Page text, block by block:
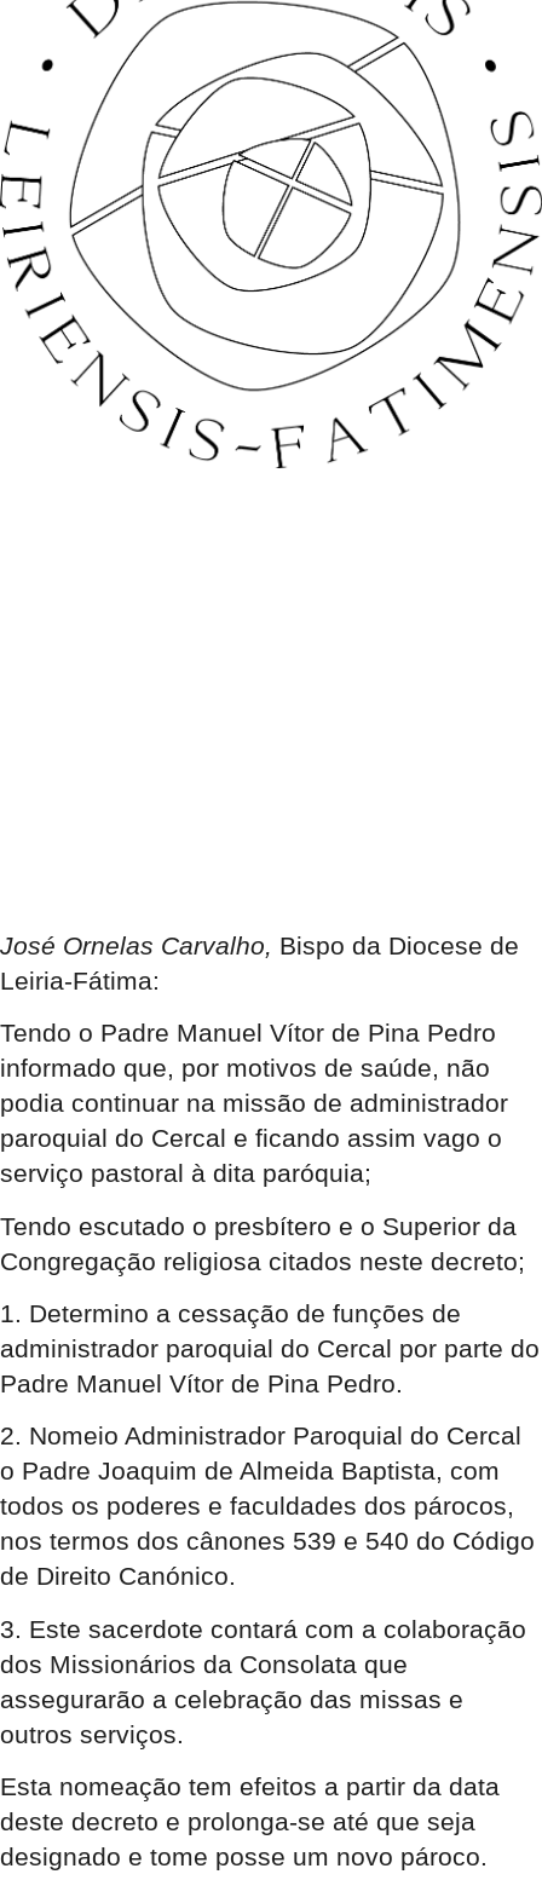
José Ornelas Carvalho, Bispo da Diocese de
Leiria-Fátima:
Tendo o Padre Manuel Vítor de Pina Pedro
informado que, por motivos de saúde, não
podia continuar na missão de administrador
paroquial do Cercal e ficando assim vago o
serviço pastoral à dita paróquia;
Tendo escutado o presbítero e o Superior da
Congregação religiosa citados neste decreto;
1. Determino a cessação de funções de
administrador paroquial do Cercal por parte do
Padre Manuel Vítor de Pina Pedro.
2. Nomeio Administrador Paroquial do Cercal
o Padre Joaquim de Almeida Baptista, com
todos os poderes e faculdades dos párocos,
nos termos dos cânones 539 e 540 do Código
de Direito Canónico.
3. Este sacerdote contará com a colaboração
dos Missionários da Consolata que
assegurarão a celebração das missas e
outros serviços.
Esta nomeação tem efeitos a partir da data
deste decreto e prolonga-se até que seja
designado e tome posse um novo pároco.